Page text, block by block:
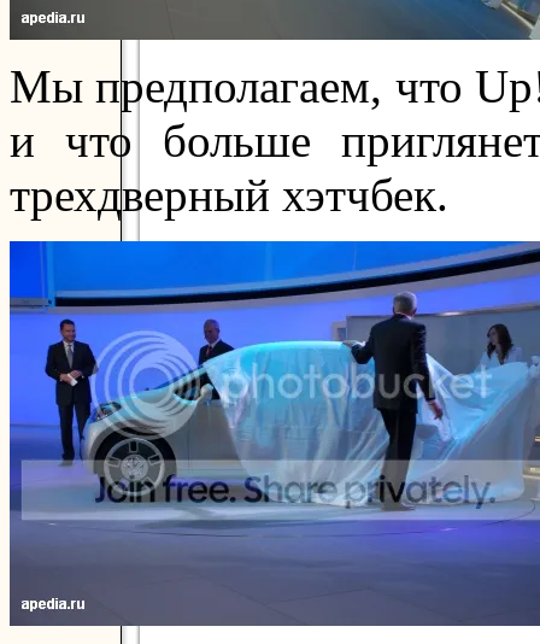
Мы предполагаем, что
и что больше
трехдверный хэтчбек.